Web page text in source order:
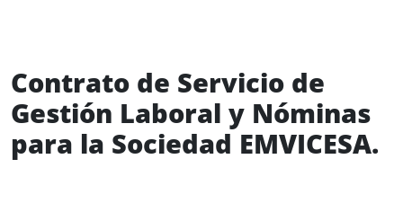
Contrato de Servicio de
Gestión Laboral y Nóminas
para la Sociedad EMVICESA.